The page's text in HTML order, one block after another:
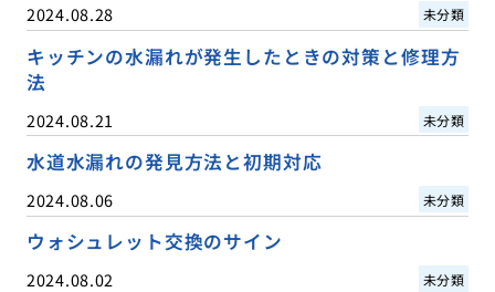
2024.08.28 未分類
キッチンの水漏れが発生したときの対策と修理方
法
2024.08.21 未分類
水道水漏れの発見方法と初期対応
2024.08.06 未分類
ウォシュレット交換のサイン
2024.08.02 未分類